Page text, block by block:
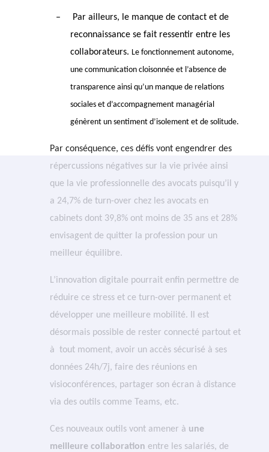
–
Par ailleurs, le manque de contact et de
reconnaissance se fait ressentir entre les
collaborateurs. Le fonctionnement autonome,
une communication cloisonnée et l’absence de
transparenceainsi qu’un manque de relations
sociales et d’accompagnement managérial
génèrent un sentiment d’isolement et de solitude.
Par conséquence, ces défis vont engendrer des
répercussions négatives sur la vie privée ainsi
que la vie professionnelle des avocats puisqu’il y
a 24,7% de turn-over chez les avocats en
cabinets dont 39,8% ont moins de 35 ans et 28%
envisagent de quitter la profession pour un
meilleur équilibre.
L’innovation digitale pourrait enfin permettre de
réduire ce stress et ce turn-over permanent et
développer une meilleure mobilité. Il est
désormais possible de rester connecté partout et
à tout moment, avoir un accès sécurisé à ses
données 24h/7j, faire des réunions en
visioconférences, partager son écran à distance
via des outils comme Teams, etc.
Ces nouveaux outils vont amener à une
meilleure collaboration entre les salariés, de